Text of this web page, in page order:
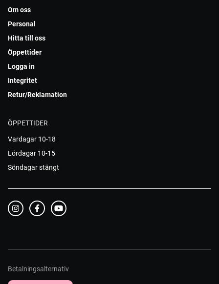
Om oss
Personal
Hitta till oss
Öppettider
Logga in
Integritet
Retur/Reklamation
ÖPPETTIDER
Vardagar 10-18
Lördagar 10-15
Söndagar stängt
Betalningsalternativ